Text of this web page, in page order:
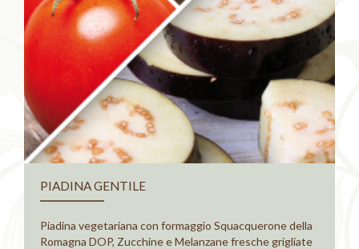
PIADINA GENTILE
Piadina vegetariana con formaggio Squacquerone della
Romagna DOP, Zucchine e Melanzane fresche grigliate